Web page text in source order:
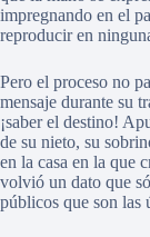
impregnando en el
reproducir en
Pero el proceso no
mensaje durante su
¡saber el destino!
de su nieto, su
en la casa en la que
volvió un dato que
públicos que son las